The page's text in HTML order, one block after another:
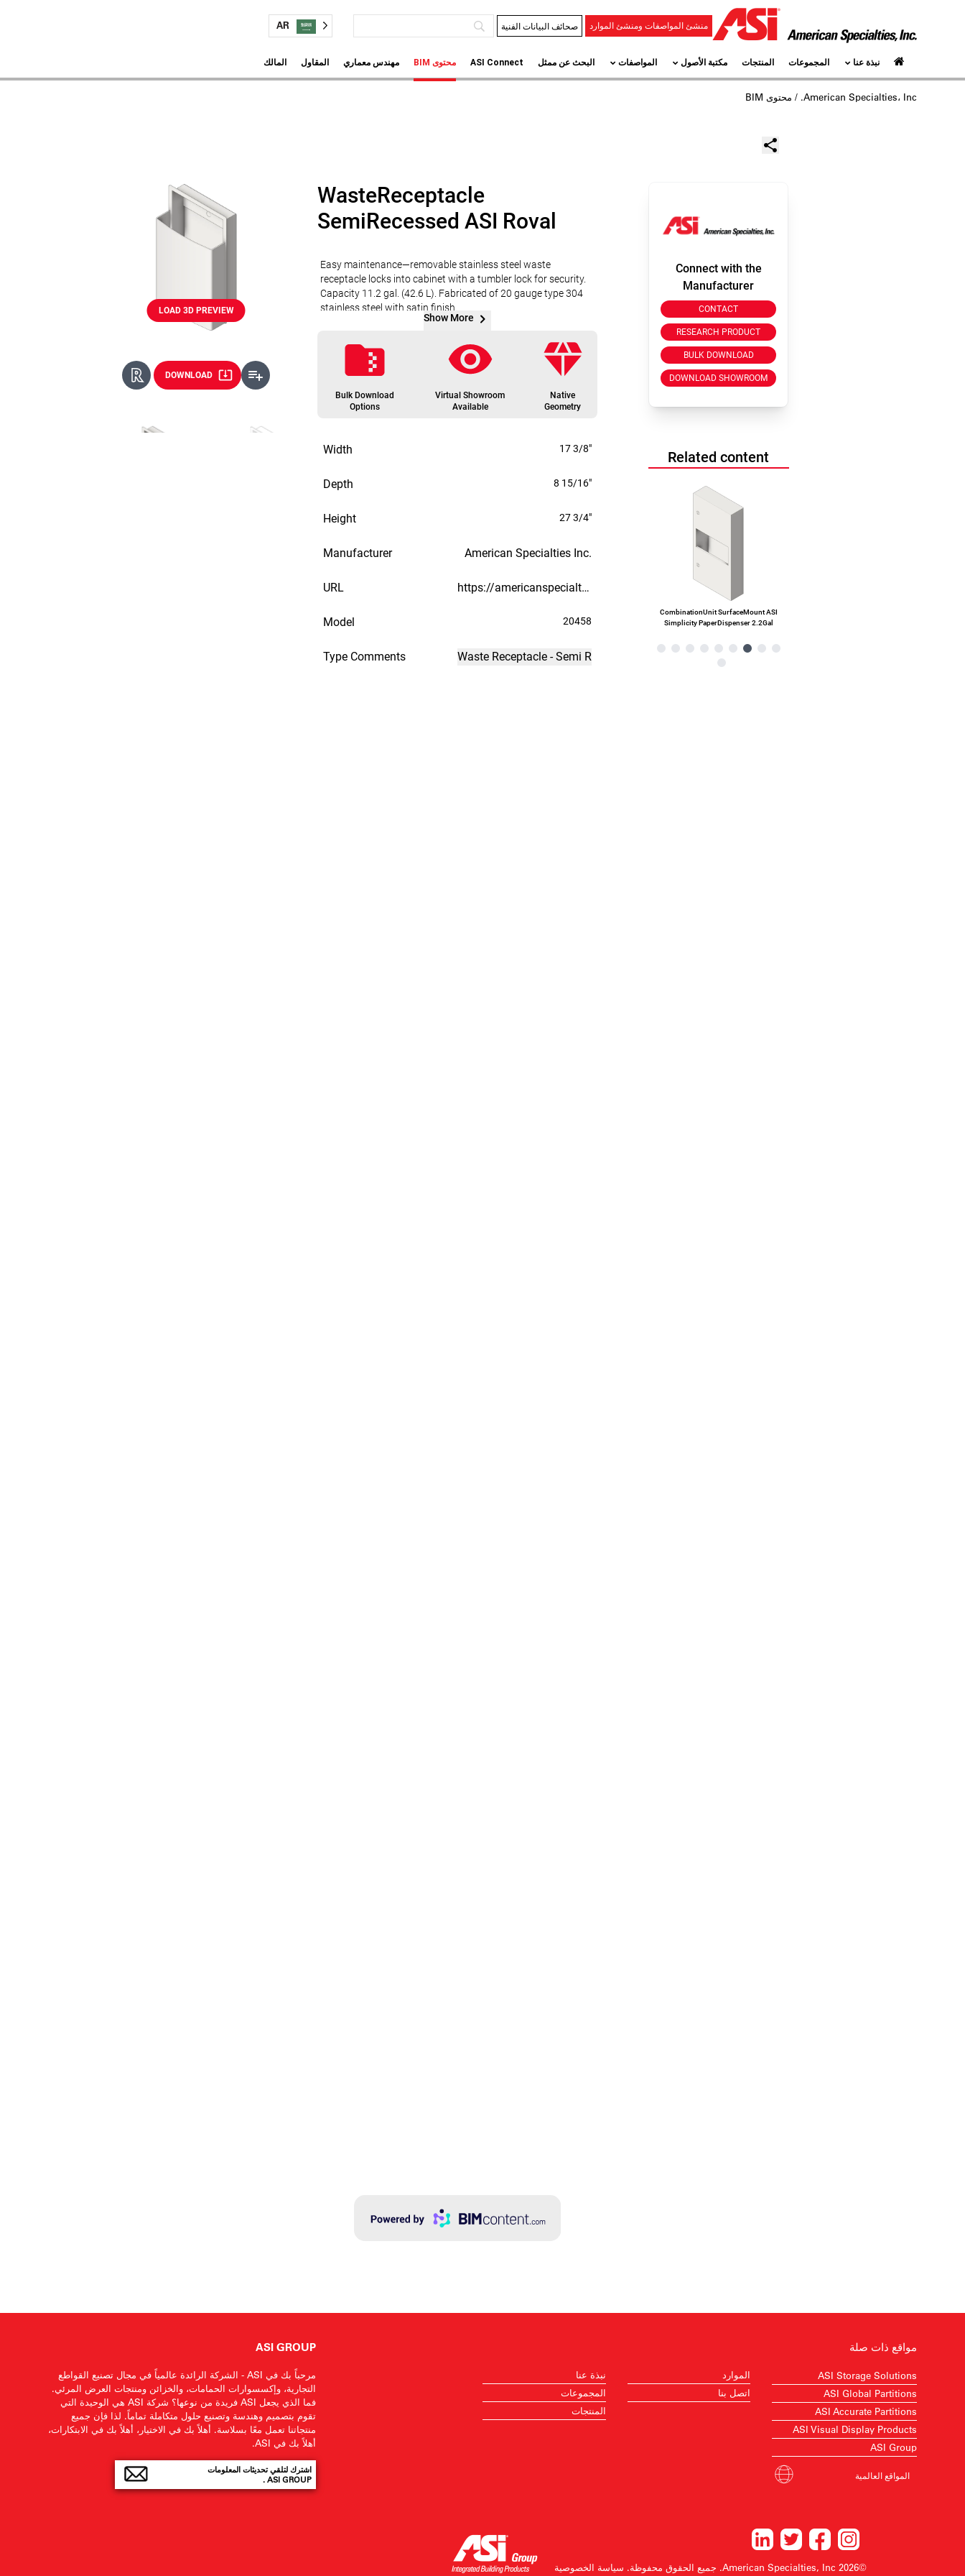
منشئ المواصفات ومنشئ الموارد صحائف البيانات الفنية AR
نبذة عنا المجموعات المنتجات مكتبة الأصول المواصفات البحث عن ممثل ASI Connect محتوى BIM مهندس معماري المقاول المالك
American Specialties، Inc. / محتوى BIM
ASI GROUP
مرحباً بك في ASI - الشركة الرائدة عالمياً في مجال تصنيع القواطع
التجارية، وإكسسوارات الحمامات، والخزائن ومنتجات العرض المرئي.
فما الذي يجعل ASI فريدة من نوعها؟ شركة ASI هي الوحيدة التي
تقوم بتصميم وهندسة وتصنيع حلول متكاملة تماماً. لذا فإن جميع
منتجاتنا تعمل معًا بسلاسة. أهلاً بك في الاختيار، أهلاً بك في الابتكارات،
أهلاً بك في ASI.
اشترك لتلقي تحديثات المعلومات
ASI GROUP .
نبذة عنا
المجموعات
المنتجات
الموارد
اتصل بنا
مواقع ذات صلة
ASI Storage Solutions
ASI Global Partitions
ASI Accurate Partitions
ASI Visual Display Products
ASI Group
المواقع العالمية
©2026 American Specialties, Inc. جميع الحقوق محفوظة. سياسة الخصوصية